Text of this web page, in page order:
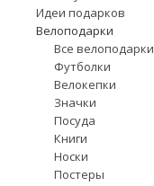
Идеи подарков
Велоподарки
Все велоподарки
Футболки
Велокепки
Значки
Посуда
Книги
Носки
Постеры